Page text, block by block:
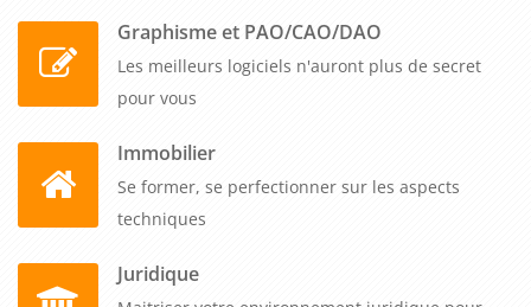
contribuant ainsi au succès global de l'entreprise.
Graphisme et PAO/CAO/DAO
Les meilleurs logiciels n'auront plus de secret
pour vous
Immobilier
Se former, se perfectionner sur les aspects
techniques
Juridique